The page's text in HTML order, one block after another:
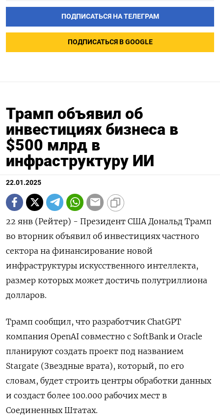
ПОДПИСАТЬСЯ НА ТЕЛЕГРАМ
ПОДПИСАТЬСЯ В GOOGLE
Трамп объявил об
инвестициях бизнеса в
$500 млрд в
инфраструктуру ИИ
22.01.2025
22 янв (Рейтер) - Президент США Дональд Трамп
во вторник объявил об инвестициях частного
сектора на финансирование новой
инфраструктуры искусственного интеллекта,
размер которых может достичь полутриллиона
долларов.
Трамп сообщил, что разработчик ChatGPT
компания OpenAI совместно с SoftBank и Oracle
планируют создать проект под названием
Stargate (Звездные врата), который, по его
словам, будет строить центры обработки данных
и создаст более 100.000 рабочих мест в
Соединенных Штатах.